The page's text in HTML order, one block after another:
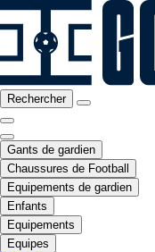
Rechercher
Gants de gardien
Chaussures de Football
Equipements de gardien
Enfants
Equipements
Equipes